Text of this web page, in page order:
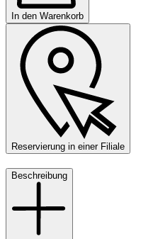
In den Warenkorb
Reservierung in einer Filiale
Beschreibung